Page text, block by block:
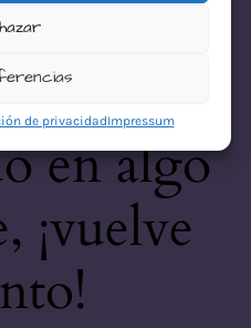
de privacidadImpressum
este
en algo
¡vuelve